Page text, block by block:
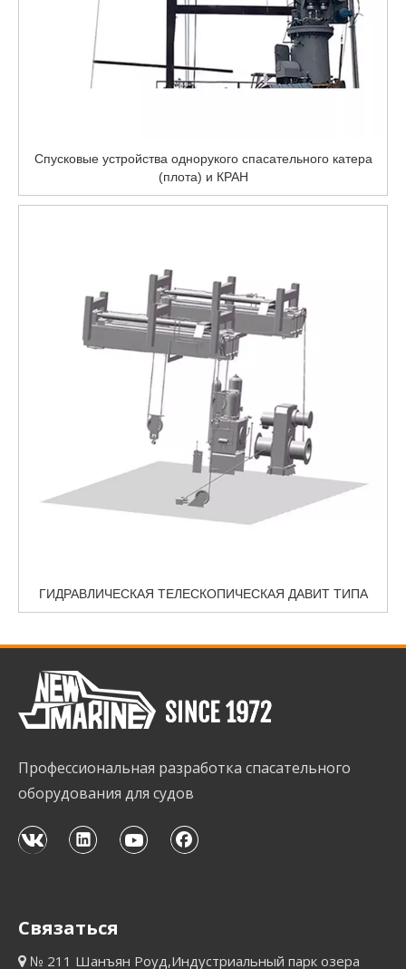
Спусковые устройства однорукого спасательного катера
(плота) и КРАН
ГИДРАВЛИЧЕСКАЯ ТЕЛЕСКОПИЧЕСКАЯ ДАВИТ ТИПА
Профессиональная разработка спасательного
оборудования для судов
Связаться
 № 211 Шанъян Роуд,Индустриальный парк озера